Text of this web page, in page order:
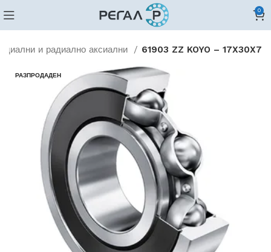
0
и радиално аксиални 61903 ZZ KOYO – 17X30X7
РАЗПРОДАДЕН